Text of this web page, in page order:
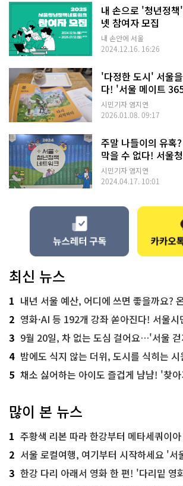
내 손으로 '청년정
넷 참여자 모집
내 손안에 서울
2024.12.16. 16:26
'다정한 도시' 서울
다! '서울 메이트
시민기자 염지연
2026.01.08. 09:17
주말 나들이의 유혹
막을 수 없다! 서울
시민기자 염지연
2024.04.17. 10:01
최신 뉴스
1 내년 서울 예산, 어디에 쓰면 좋을까요?
2 영화·AI 등 192개 강좌 쏟아진다! 서울시
3 9월 20일, 차 없는 도심 걸어요…'서울 걷자 페스
4 밤에도 식지 않는 더위, 도시를 식히는
5 채소 싫어하는 아이도 즐겁게 냠냠! '찾아가는 서
많이 본 뉴스
1 주황색 리본 따라 한강부터 메타세쿼이아 숲길까
2 서울 로컬여행, 여기부터 시작하세요 '서
3 한강 다리 아래서 영화 한 편! '다리밑 영